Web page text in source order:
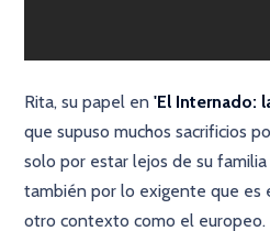
Rita, su papel en'El Internado:
que supuso muchos sacrificios
solo por estar lejos de su
también por lo exigente que es
otro contexto como el europeo.